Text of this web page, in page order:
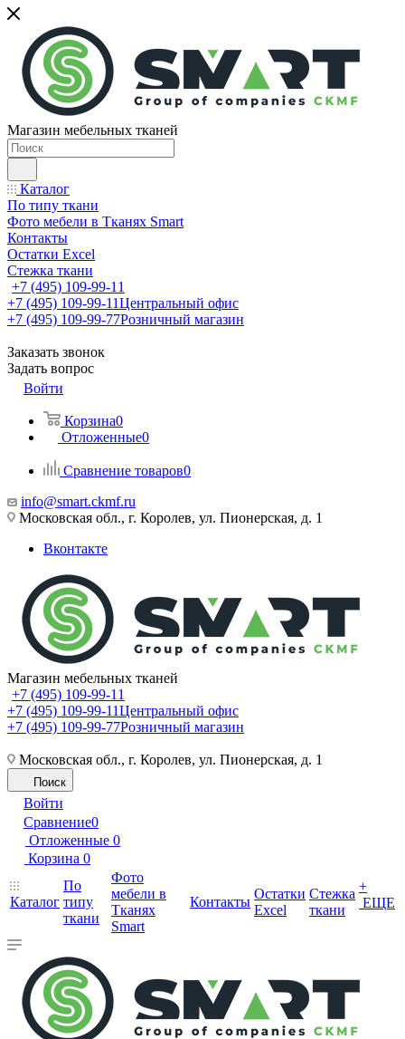
Магазин мебельных тканей
Каталог
По типу ткани
Фото мебели в Тканях Smart
Контакты
Остатки Excel
Стежка ткани
+7 (495) 109-99-11
+7 (495) 109-99-11Центральный офис
+7 (495) 109-99-77Розничный магазин
Заказать звонок
Задать вопрос
Войти
Корзина0
Отложенные0
Сравнение товаров0
info@smart.ckmf.ru
Московская обл., г. Королев, ул. Пионерская, д. 1
Вконтакте
Магазин мебельных тканей
+7 (495) 109-99-11
+7 (495) 109-99-11Центральный офис
+7 (495) 109-99-77Розничный магазин
Московская обл., г. Королев, ул. Пионерская, д. 1
Поиск
Войти
Сравнение0
Отложенные 0
Корзина 0
Каталог
По
типу
ткани
Фото
мебели в
Тканях
Smart
Контакты
Остатки
Excel
Стежка
ткани
+
ЕЩЕ